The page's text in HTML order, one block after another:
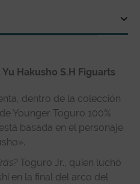
Hakusho S.H Figuarts
dentro de la colección
Younger Toguro 100%
basada en el personaje
Toguro Jr., quien luchó
en la final del arco del